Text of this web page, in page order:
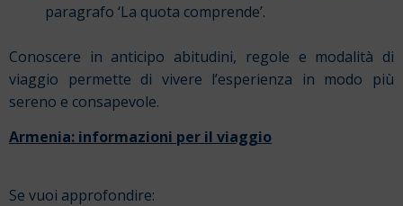
paragrafo ‘La quota comprende’.
Conoscere in anticipo abitudini, regole e modalità di
viaggio permette di vivere l’esperienza in modo più
sereno e consapevole.
Armenia: informazioni per il viaggio
Se vuoi approfondire: